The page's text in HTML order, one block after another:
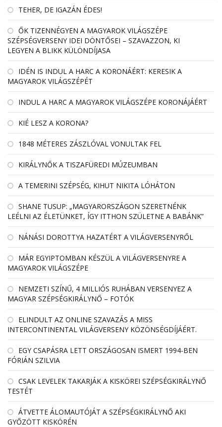
TEHER, DE IGAZÁN ÉDES!
ŐK TIZENNÉGYEN A MAGYAROK VILÁGSZÉPE
SZÉPSÉGVERSENY IDEI DÖNTŐSEI – SZAVAZZON, KI
LEGYEN A BLIKK KÜLÖNDÍJASA
IDÉN IS INDUL A HARC A KORONÁÉRT: KERESIK A
MAGYAROK VILÁGSZÉPÉT
INDUL A HARC A MAGYAROK VILÁGSZÉPE KORONÁJÁÉRT
KIÉ LESZ A KORONA?
1848 MÉTERES ZÁSZLÓVAL VONULTAK FEL
KIRÁLYNŐK A TISZAFÜREDI MÚZEUMBAN
A TEMERINI SZÉPSÉG, KIHUT NIKITA LÓHÁTON
SHANE TUSUP: „MAGYARORSZÁGON SZERETNÉNK
LEÉLNI AZ ÉLETÜNKET, ÍGY ITTHON SZÜLETNE A BABÁNK”
NÁNÁSI DOROTTYA HAZATÉRT A VILÁGVERSENYRŐL
MÁR EGYIPTOMBAN KÉSZÜL A VILÁGVERSENYRE A
MAGYAROK VILÁGSZÉPE
NEMZETI SZÍNŰ, 4 MILLIÓS RUHÁBAN VERSENYEZ A
MAGYAR SZÉPSÉGKIRÁLYNŐ – FOTÓK
ELINDULT AZ ONLINE SZAVAZÁS A MISS
INTERCONTINENTAL VILÁGVERSENY KÖZÖNSÉGDÍJÁÉRT.
EGY CSAPÁSRA LETT ORSZÁGOSAN ISMERT 1994-BEN
FÓRIÁN SZILVIA
CSAK LEVELEK TAKARJÁK A KISKÖREI SZÉPSÉGKIRÁLYNŐ
TESTÉT
ÁTVETTE ÁLOMAUTÓJÁT A SZÉPSÉGKIRÁLYNŐ AKI
GYŐZÖTT KISKÖRÉN